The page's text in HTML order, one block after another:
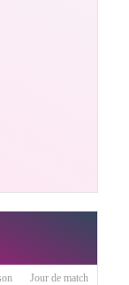
Jour de match